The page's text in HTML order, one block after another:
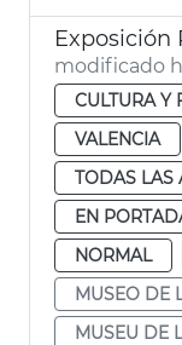
Exposición
modificado
CULTURA Y
VALENCIA
TODAS LAS
EN
NORMAL
MUSEO DE
MUSEU DE